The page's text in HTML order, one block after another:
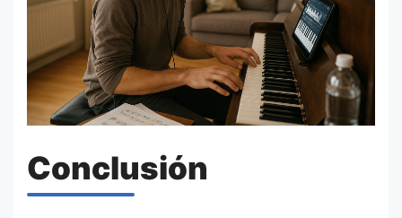
Conclusión